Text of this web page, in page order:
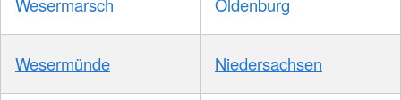
Wesermarsch Oldenburg
Wesermünde Niedersachsen